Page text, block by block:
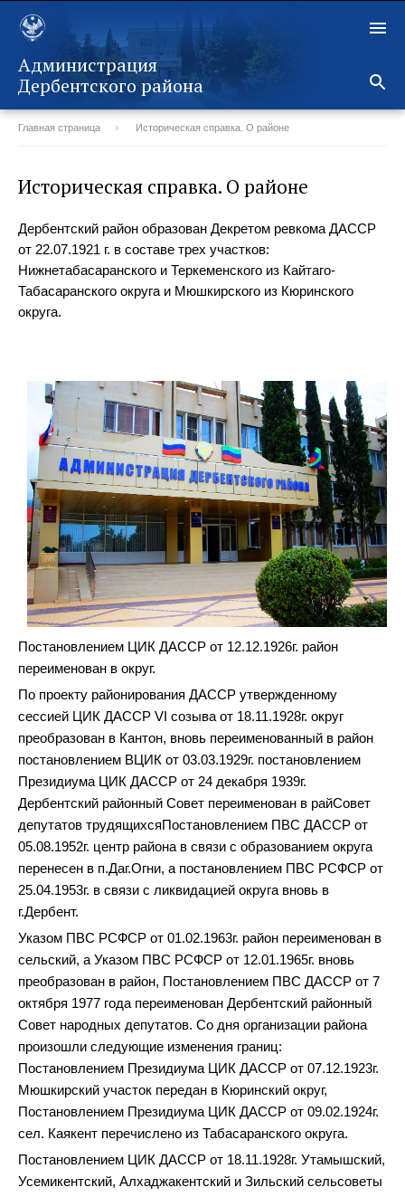
Администрация
Дербентского района
Главная страница Историческая справка. О районе
Историческая справка. О районе
Дербентский район образован Декретом ревкома ДАССР
от 22.07.1921 г. в составе трех участков:
Нижнетабасаранского и Теркеменского из Кайтаго-
Табасаранского округа и Мюшкирского из Кюринского
округа.
Постановлением ЦИК ДАССР от 12.12.1926г. район
переименован в округ.
По проекту районирования ДАССР утвержденному
сессией ЦИК ДАССР VI созыва от 18.11.1928г. округ
преобразован в Кантон, вновь переименованный в район
постановлением ВЦИК от 03.03.1929г. постановлением
Президиума ЦИК ДАССР от 24 декабря 1939г.
Дербентский районный Совет переименован в райСовет
депутатов трудящихсяПостановлением ПВС ДАССР от
05.08.1952г. центр района в связи с образованием округа
перенесен в п.Даг.Огни, а постановлением ПВС РСФСР от
25.04.1953г. в связи с ликвидацией округа вновь в
г.Дербент.
Указом ПВС РСФСР от 01.02.1963г. район переименован в
сельский, а Указом ПВС РСФСР от 12.01.1965г. вновь
преобразован в район, Постановлением ПВС ДАССР от 7
октября 1977 года переименован Дербентский районный
Совет народных депутатов. Со дня организации района
произошли следующие изменения границ:
Постановлением Президиума ЦИК ДАССР от 07.12.1923г.
Мюшкирский участок передан в Кюринский округ,
Постановлением Президиума ЦИК ДАССР от 09.02.1924г.
сел. Каякент перечислено из Табасаранского округа.
Постановлением ЦИК ДАССР от 18.11.1928г. Утамышский,
Усемикентский, Алхаджакентский и Зильский сельсоветы